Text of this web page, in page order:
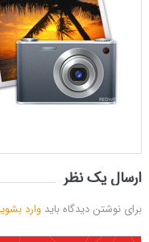
ارسال یک نظر
برای نوشتن دیدگاه باید وارد